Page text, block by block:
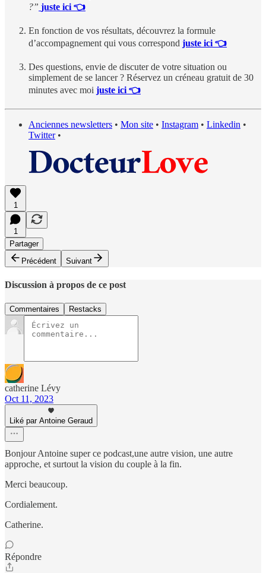
?” juste ici 👈
En fonction de vos résultats, découvrez la formule
d’accompagnement qui vous correspond juste ici 👈
Des questions, envie de discuter de votre situation ou
simplement de se lancer ? Réservez un créneau gratuit de 30
minutes avec moi juste ici 👈
Anciennes newsletters • Mon site • Instagram • Linkedin •
Twitter•
1
1
Partager
Précédent
Suivant
Discussion à propos de ce post
Commentaires Restacks
catherine Lévy
Oct 11, 2023
Liké par Antoine Geraud
Bonjour Antoine super ce podcast,une autre vision, une autre
approche, et surtout la vision du couple à la fin.
Merci beaucoup.
Cordialement.
Catherine.
Répondre